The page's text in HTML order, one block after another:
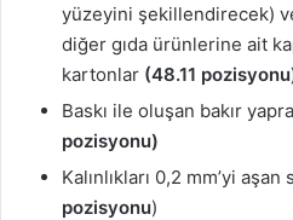
yüzeyini şekillendirecek)
diğer gıda ürünlerine ait
kartonlar (48.11
Baskı ile oluşan bakır
pozisyonu)
Kalınlıkları 0,2 mm’yi
pozisyonu)